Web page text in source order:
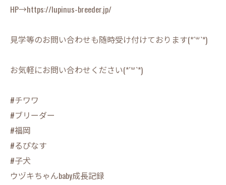
HP→https://lupinus-breeder.jp/
見学等のお問い合わせも随時受け付けております(*´꒳`*)
お気軽にお問い合わせください(*´꒳`*)
#チワワ
#ブリーダー
#福岡
#るぴなす
#子犬
ウヅキちゃんbaby成長記録